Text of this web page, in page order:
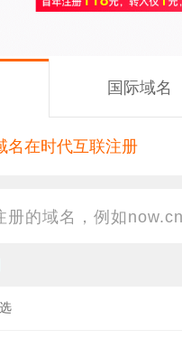
国际域名
名在时代互联注册